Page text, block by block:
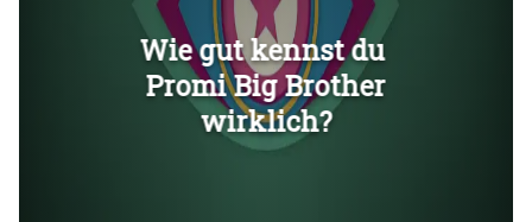
Überspringen